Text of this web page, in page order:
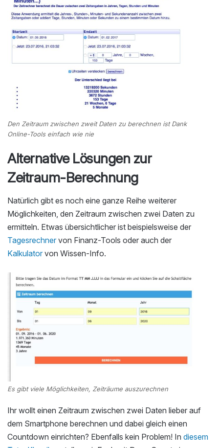
Den Zeitraum zwischen zweit Daten zu berechnen ist Dank
Online-Tools einfach wie nie
Alternative Lösungen zur
Zeitraum-Berechnung
Natürlich gibt es noch eine ganze Reihe weiterer
Möglichkeiten, den Zeitraum zwischen zwei Daten zu
ermitteln. Etwas übersichtlicher ist beispielsweise der
Tagesrechner von Finanz-Tools oder auch der
Kalkulator von Wissen-Info.
Es gibt viele Möglichkeiten, Zeiträume auszurechnen
Ihr wollt einen Zeitraum zwischen zwei Daten lieber auf
dem Smartphone berechnen und dabei gleich einen
Countdown einrichten? Ebenfalls kein Problem! In diesem